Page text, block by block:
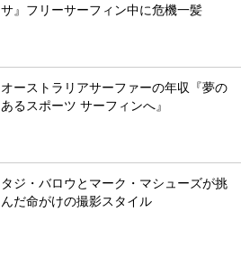
サ』フリーサーフィン中に危機一髪
オーストラリアサーファーの年収『夢の
あるスポーツ サーフィンへ』
タジ・バロウとマーク・マシューズが挑
んだ命がけの撮影スタイル